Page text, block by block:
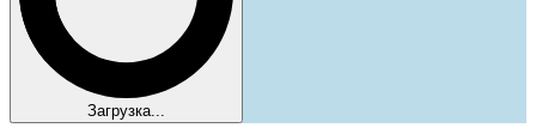
Загрузка...